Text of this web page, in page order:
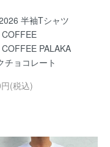
半袖Tシャツ
COFFEE PALAKA
チョコレート
(税込)